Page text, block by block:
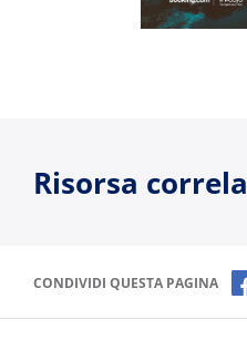
Risorsa
CONDIVIDI QUESTA PAGINA